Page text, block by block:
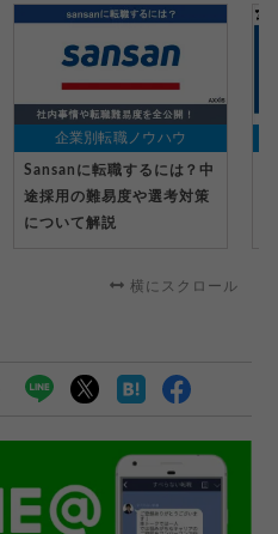
企業別転職ノウハウ
Sansanに転職するには？中
途採用の難易度や選考対策
について解説
横にスクロール